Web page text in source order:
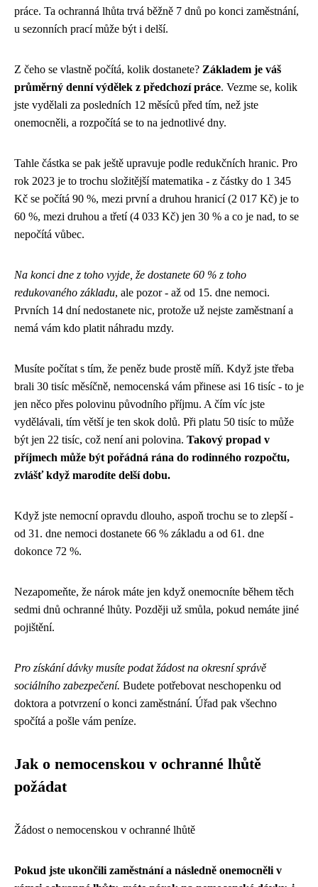
práce. Ta ochranná lhůta trvá běžně 7 dnů po konci zaměstnání,
u sezonních prací může být i delší.
Z čeho se vlastně počítá, kolik dostanete? Základem je váš
průměrný denní výdělek z předchozí práce. Vezme se, kolik
jste vydělali za posledních 12 měsíců před tím, než jste
onemocněli, a rozpočítá se to na jednotlivé dny.
Tahle částka se pak ještě upravuje podle redukčních hranic. Pro
rok 2023 je to trochu složitější matematika - z částky do 1 345
Kč se počítá 90 %, mezi první a druhou hranicí (2 017 Kč) je to
60 %, mezi druhou a třetí (4 033 Kč) jen 30 % a co je nad, to se
nepočítá vůbec.
Na konci dne z toho vyjde, že dostanete 60 % z toho
redukovaného základu, ale pozor - až od 15. dne nemoci.
Prvních 14 dní nedostanete nic, protože už nejste zaměstnaní a
nemá vám kdo platit náhradu mzdy.
Musíte počítat s tím, že peněz bude prostě míň. Když jste třeba
brali 30 tisíc měsíčně, nemocenská vám přinese asi 16 tisíc - to je
jen něco přes polovinu původního příjmu. A čím víc jste
vydělávali, tím větší je ten skok dolů. Při platu 50 tisíc to může
být jen 22 tisíc, což není ani polovina. Takový propad v
příjmech může být pořádná rána do rodinného rozpočtu,
zvlášť když marodíte delší dobu.
Když jste nemocní opravdu dlouho, aspoň trochu se to zlepší -
od 31. dne nemoci dostanete 66 % základu a od 61. dne
dokonce 72 %.
Nezapomeňte, že nárok máte jen když onemocníte během těch
sedmi dnů ochranné lhůty. Později už smůla, pokud nemáte jiné
pojištění.
Pro získání dávky musíte podat žádost na okresní správě
sociálního zabezpečení. Budete potřebovat neschopenku od
doktora a potvrzení o konci zaměstnání. Úřad pak všechno
spočítá a pošle vám peníze.
Jak o nemocenskou v ochranné lhůtě
požádat
Žádost o nemocenskou v ochranné lhůtě
Pokud jste ukončili zaměstnání a následně onemocněli v